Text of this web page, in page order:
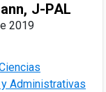
J-PAL
2019
Administrativas